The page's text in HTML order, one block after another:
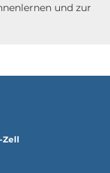
und zur
Zell